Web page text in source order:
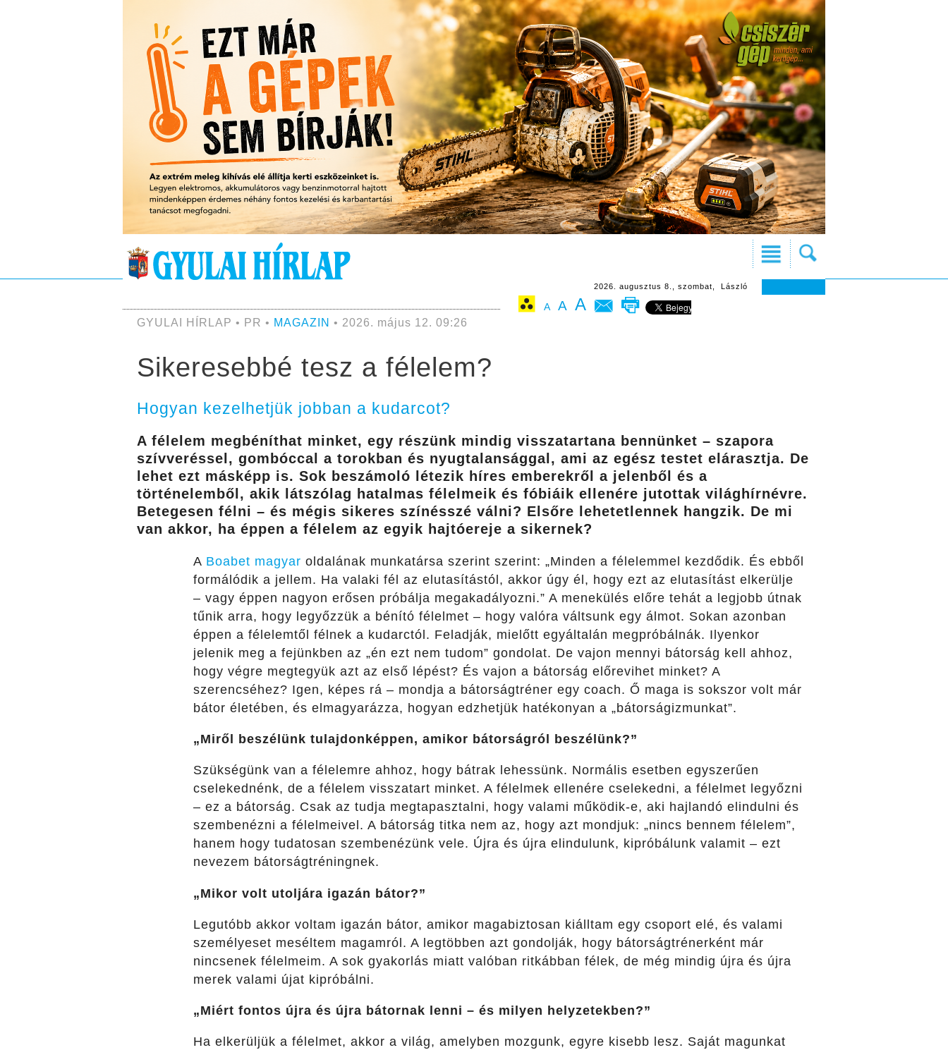
2026. augusztus 8., szombat, László
A A A
GYULAI HÍRLAP • PR • MAGAZIN • 2026. május 12. 09:26
Sikeresebbé tesz a félelem?
Hogyan kezelhetjük jobban a kudarcot?
A félelem megbéníthat minket, egy részünk mindig visszatartana bennünket – szapora
szívveréssel, gombóccal a torokban és nyugtalansággal, ami az egész testet elárasztja. De
lehet ezt másképp is. Sok beszámoló létezik híres emberekről a jelenből és a
történelemből, akik látszólag hatalmas félelmeik és fóbiáik ellenére jutottak világhírnévre.
Betegesen félni – és mégis sikeres színésszé válni? Elsőre lehetetlennek hangzik. De mi
van akkor, ha éppen a félelem az egyik hajtóereje a sikernek?
A Boabet magyar oldalának munkatársa szerint szerint: „Minden a félelemmel kezdődik. És ebből
formálódik a jellem. Ha valaki fél az elutasítástól, akkor úgy él, hogy ezt az elutasítást elkerülje
– vagy éppen nagyon erősen próbálja megakadályozni.” A menekülés előre tehát a legjobb útnak
tűnik arra, hogy legyőzzük a bénító félelmet – hogy valóra váltsunk egy álmot. Sokan azonban
éppen a félelemtől félnek a kudarctól. Feladják, mielőtt egyáltalán megpróbálnák. Ilyenkor
jelenik meg a fejünkben az „én ezt nem tudom” gondolat. De vajon mennyi bátorság kell ahhoz,
hogy végre megtegyük azt az első lépést? És vajon a bátorság előrevihet minket? A
szerencséhez? Igen, képes rá – mondja a bátorságtréner egy coach. Ő maga is sokszor volt már
bátor életében, és elmagyarázza, hogyan edzhetjük hatékonyan a „bátorságizmunkat”.
„Miről beszélünk tulajdonképpen, amikor bátorságról beszélünk?”
Szükségünk van a félelemre ahhoz, hogy bátrak lehessünk. Normális esetben egyszerűen
cselekednénk, de a félelem visszatart minket. A félelmek ellenére cselekedni, a félelmet legyőzni
– ez a bátorság. Csak az tudja megtapasztalni, hogy valami működik-e, aki hajlandó elindulni és
szembenézni a félelmeivel. A bátorság titka nem az, hogy azt mondjuk: „nincs bennem félelem”,
hanem hogy tudatosan szembenézünk vele. Újra és újra elindulunk, kipróbálunk valamit – ezt
nevezem bátorságtréningnek.
„Mikor volt utoljára igazán bátor?”
Legutóbb akkor voltam igazán bátor, amikor magabiztosan kiálltam egy csoport elé, és valami
személyeset meséltem magamról. A legtöbben azt gondolják, hogy bátorságtrénerként már
nincsenek félelmeim. A sok gyakorlás miatt valóban ritkábban félek, de még mindig újra és újra
merek valami újat kipróbálni.
„Miért fontos újra és újra bátornak lenni – és milyen helyzetekben?”
Ha elkerüljük a félelmet, akkor a világ, amelyben mozgunk, egyre kisebb lesz. Saját magunkat